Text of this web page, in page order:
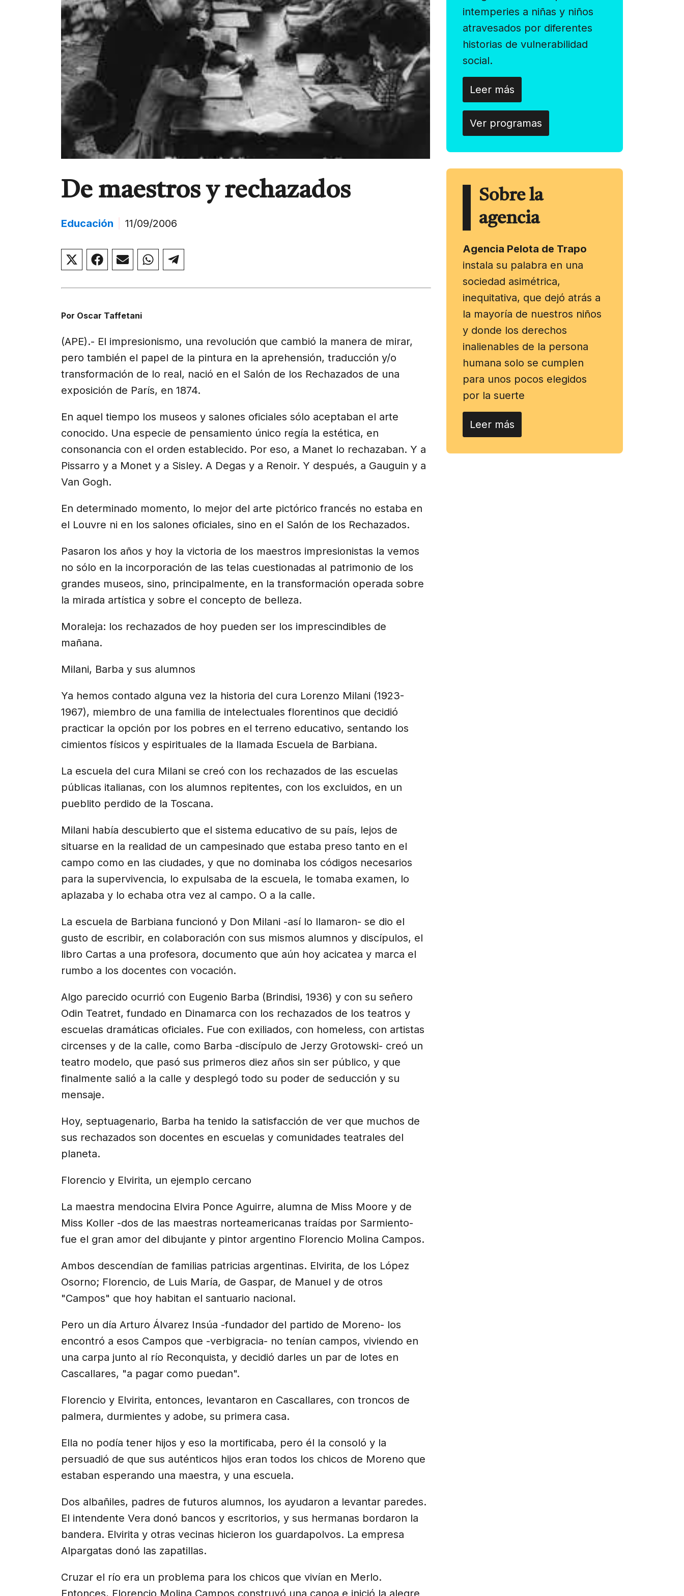
De maestros y rechazados
Educación 11/09/2006
Compartir
en
(Twitter)
Compartir
en
Compartir
en
Compartir
en
Compartir
en
Por Oscar Taffetani
(APE).- El impresionismo, una revolución que cambió la manera de mirar,
pero también el papel de la pintura en la aprehensión, traducción y/o
transformación de lo real, nació en el Salón de los Rechazados de una
exposición de París, en 1874.
En aquel tiempo los museos y salones oficiales sólo aceptaban el arte
conocido. Una especie de pensamiento único regía la estética, en
consonancia con el orden establecido. Por eso, a Manet lo rechazaban. Y a
Pissarro y a Monet y a Sisley. A Degas y a Renoir. Y después, a Gauguin y a
Van Gogh.
En determinado momento, lo mejor del arte pictórico francés no estaba en
el Louvre ni en los salones oficiales, sino en el Salón de los Rechazados.
Pasaron los años y hoy la victoria de los maestros impresionistas la vemos
no sólo en la incorporación de las telas cuestionadas al patrimonio de los
grandes museos, sino, principalmente, en la transformación operada sobre
la mirada artística y sobre el concepto de belleza.
Moraleja: los rechazados de hoy pueden ser los imprescindibles de
mañana.
Milani, Barba y sus alumnos
Ya hemos contado alguna vez la historia del cura Lorenzo Milani (1923-
1967), miembro de una familia de intelectuales florentinos que decidió
practicar la opción por los pobres en el terreno educativo, sentando los
cimientos físicos y espirituales de la llamada Escuela de Barbiana.
La escuela del cura Milani se creó con los rechazados de las escuelas
públicas italianas, con los alumnos repitentes, con los excluidos, en un
pueblito perdido de la Toscana.
Milani había descubierto que el sistema educativo de su país, lejos de
situarse en la realidad de un campesinado que estaba preso tanto en el
campo como en las ciudades, y que no dominaba los códigos necesarios
para la supervivencia, lo expulsaba de la escuela, le tomaba examen, lo
aplazaba y lo echaba otra vez al campo. O a la calle.
La escuela de Barbiana funcionó y Don Milani -así lo llamaron- se dio el
gusto de escribir, en colaboración con sus mismos alumnos y discípulos, el
libro Cartas a una profesora, documento que aún hoy acicatea y marca el
rumbo a los docentes con vocación.
Algo parecido ocurrió con Eugenio Barba (Brindisi, 1936) y con su señero
Odin Teatret, fundado en Dinamarca con los rechazados de los teatros y
escuelas dramáticas oficiales. Fue con exiliados, con homeless, con artistas
circenses y de la calle, como Barba -discípulo de Jerzy Grotowski- creó un
teatro modelo, que pasó sus primeros diez años sin ser público, y que
finalmente salió a la calle y desplegó todo su poder de seducción y su
mensaje.
Hoy, septuagenario, Barba ha tenido la satisfacción de ver que muchos de
sus rechazados son docentes en escuelas y comunidades teatrales del
planeta.
Florencio y Elvirita, un ejemplo cercano
La maestra mendocina Elvira Ponce Aguirre, alumna de Miss Moore y de
Miss Koller -dos de las maestras norteamericanas traídas por Sarmiento-
fue el gran amor del dibujante y pintor argentino Florencio Molina Campos.
Ambos descendían de familias patricias argentinas. Elvirita, de los López
Osorno; Florencio, de Luis María, de Gaspar, de Manuel y de otros
"Campos" que hoy habitan el santuario nacional.
Pero un día Arturo Álvarez Insúa -fundador del partido de Moreno- los
encontró a esos Campos que -verbigracia- no tenían campos, viviendo en
una carpa junto al río Reconquista, y decidió darles un par de lotes en
Cascallares, "a pagar como puedan".
Florencio y Elvirita, entonces, levantaron en Cascallares, con troncos de
palmera, durmientes y adobe, su primera casa.
Ella no podía tener hijos y eso la mortificaba, pero él la consoló y la
persuadió de que sus auténticos hijos eran todos los chicos de Moreno que
estaban esperando una maestra, y una escuela.
Dos albañiles, padres de futuros alumnos, los ayudaron a levantar paredes.
El intendente Vera donó bancos y escritorios, y sus hermanas bordaron la
bandera. Elvirita y otras vecinas hicieron los guardapolvos. La empresa
Alpargatas donó las zapatillas.
Cruzar el río era un problema para los chicos que vivían en Merlo.
intemperies a niñas y niños
atravesados por diferentes
historias de vulnerabilidad
social.
Leer más
Ver programas
Sobre la
agencia
Agencia Pelota de Trapo
instala su palabra en una
sociedad asimétrica,
inequitativa, que dejó atrás a
la mayoría de nuestros niños
y donde los derechos
inalienables de la persona
humana solo se cumplen
para unos pocos elegidos
por la suerte
Leer más